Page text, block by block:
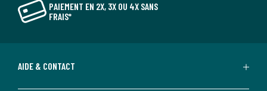
PAIEMENT EN 2X, 3X OU 4X SANS
FRAIS*
AIDE & CONTACT